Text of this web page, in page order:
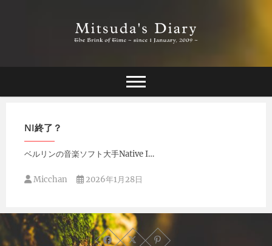
Mitsuda's Diary
NI終了？
ベルリンの音楽ソフト大手Native I…
Micchan 2026年1月28日